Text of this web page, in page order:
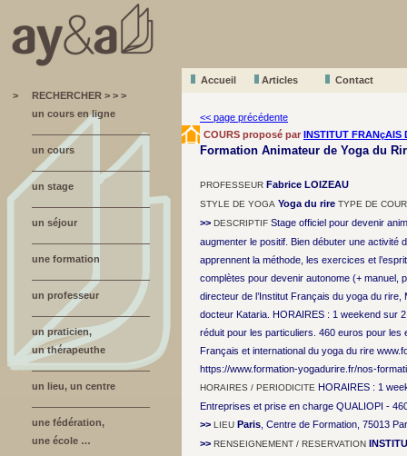
Accueil Articles
Contact
>
RECHERCHER > > >
un cours en ligne
un cours
un stage
un séjour
une formation
un professeur
un praticien,
un thérapeuthe
un lieu, un centre
une fédération,
une école …
<< page précédente
COURS proposé par INSTITUT FRANçAIS
Formation Animateur de Yoga du
PROFESSEUR Fabrice LOIZEAU
STYLE DE YOGA Yoga du rire TYPE DE
>> DESCRIPTIF Stage officiel pour devenir
augmenter le positif. Bien débuter une activité
apprennent la méthode, les exercices et
complètes pour devenir autonome (+
directeur de l’Institut Français du yoga du
docteur Kataria. HORAIRES : 1 weekend sur
réduit pour les particuliers. 460 euros pour
Français et international du yoga du rire
https://www.formation-yogadurire.fr/nos-
HORAIRES / PERIODICITE HORAIRES : 1
Entreprises et prise en charge QUALIOPI -
>> LIEU Paris , Centre de Formation, 75013
>> RENSEIGNEMENT / RESERVATION